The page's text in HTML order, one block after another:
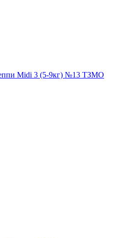
Midi 3 (5-9кг) №13 ТЗМО